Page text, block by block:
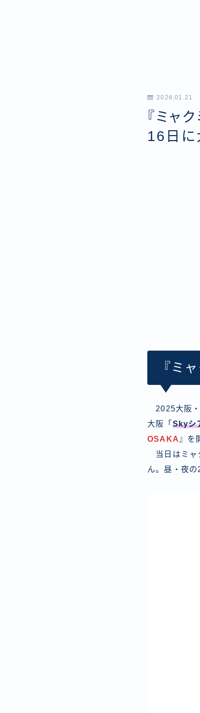
2026.01.21
『ミャ
16日に
『ミ
2025大阪・
大阪「 Skyシ
OSAKA 』を
当日はミャ
ん。昼・夜の